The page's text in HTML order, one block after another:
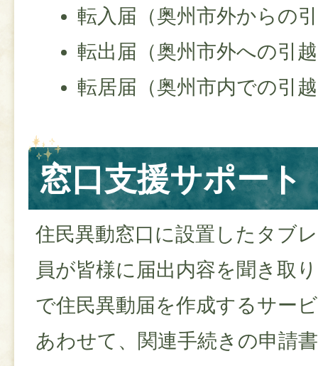
転入届（奥州市外からの
転出届（奥州市外への引
転居届（奥州市内での引
窓口支援サポート
住民異動窓口に設置したタブ
員が皆様に届出内容を聞き取
で住民異動届を作成するサー
あわせて、関連手続きの申請